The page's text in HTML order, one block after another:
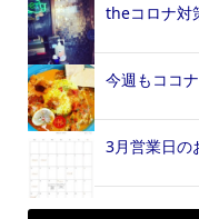
theコロナ対
今週もココ
3月営業日の